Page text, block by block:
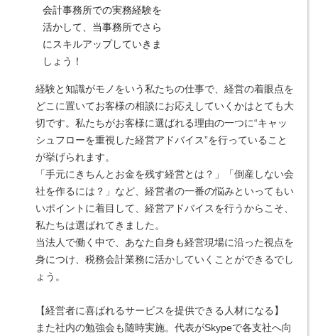
会計事務所での実務経験を
活かして、当事務所でさら
にスキルアップしていきま
しょう！
経験と知識がモノをいう私たちの仕事で、経営の着眼点を
どこに置いてお客様の相談にお応えしていくかはとても大
切です。私たちがお客様に選ばれる理由の一つに“キャッ
シュフローを重視した経営アドバイス”を行っていること
が挙げられます。
「手元にきちんとお金を残す経営とは？」「倒産しない会
社を作るには？」など、経営者の一番の悩みといってもい
いポイントに着目して、経営アドバイスを行うからこそ、
私たちは選ばれてきました。
当法人で働く中で、あなた自身も経営現場に沿った視点を
身につけ、税務会計業務に活かしていくことができるでし
ょう。
【経営者に喜ばれるサービスを提供できる人材になる】
また社内の勉強会も随時実施。代表がSkypeで各支社へ向